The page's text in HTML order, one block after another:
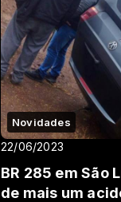
Novidades
22/06/2023
BR 285 em São
de mais um